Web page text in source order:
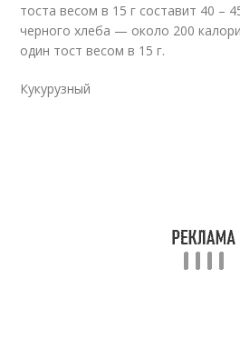
тоста весом в 15 г составит 40 –
черного хлеба — около 200
один тост весом в 15 г.
Кукурузный